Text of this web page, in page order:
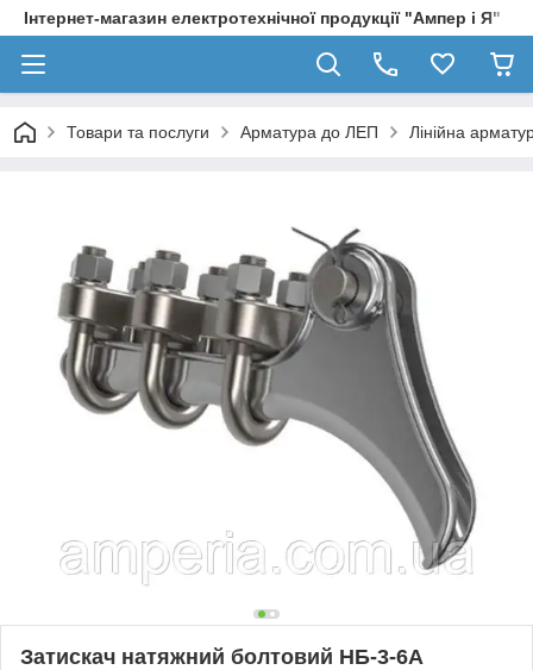
Інтернет-магазин електротехнічної продукції "Ампер і Я"
Товари та послуги Арматура до ЛЕП Лінійна
Затискач натяжний болтовий НБ-3-6А